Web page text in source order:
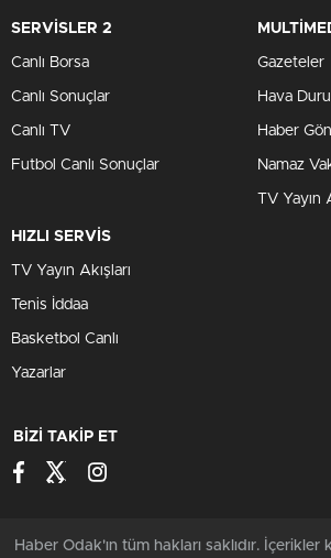
SERVİSLER 2
Canlı Borsa
Canlı Sonuçlar
Canlı TV
Futbol Canlı Sonuçlar
Gazeteler
Hava
Haber
Namaz
TV Yayın
HIZLI SERVİS
TV Yayın Akışları
Tenis İddaa
Basketbol Canlı
Yazarlar
BİZİ TAKİP ET
Haber Odak'ın tüm hakları saklıdır.